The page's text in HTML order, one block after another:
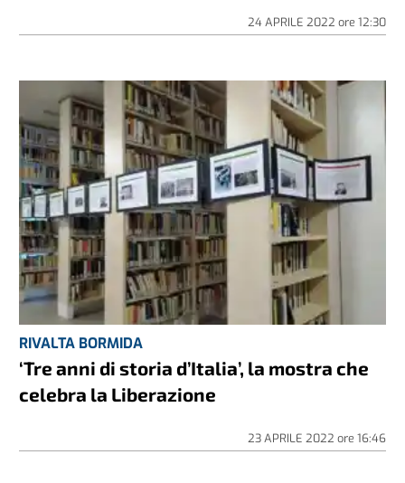
24 APRILE 2022 ore 12:30
RIVALTA BORMIDA
‘Tre anni di storia d’Italia’, la mostra che
celebra la Liberazione
23 APRILE 2022 ore 16:46